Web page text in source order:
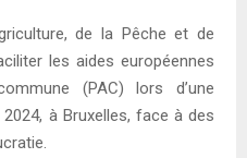
de la Pêche et de
les aides européennes
(PAC) lors d’une
à Bruxelles, face à des